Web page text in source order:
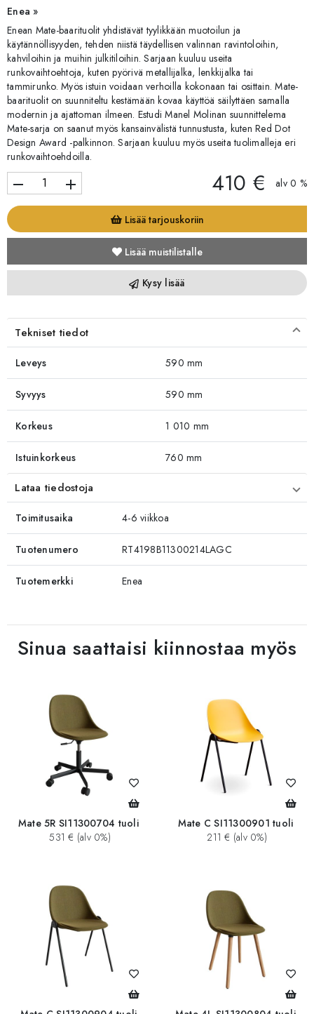
Enea »
Enean Mate-baarituolit yhdistävät tyylikkään muotoilun ja
käytännöllisyyden, tehden niistä täydellisen valinnan ravintoloihin,
kahviloihin ja muihin julkitiloihin. Sarjaan kuuluu useita
runkovaihtoehtoja, kuten pyörivä metallijalka, lenkkijalka tai
tammirunko. Myös istuin voidaan verhoilla kokonaan tai osittain. Mate-
baarituolit on suunniteltu kestämään kovaa käyttöä säilyttäen samalla
modernin ja ajattoman ilmeen. Estudi Manel Molinan suunnittelema
Mate-sarja on saanut myös kansainvälistä tunnustusta, kuten Red Dot
Design Award -palkinnon. Sarjaan kuuluu myös useita tuolimalleja eri
runkovaihtoehdoilla.
remove add 410 € alv 0 %
Lisää tarjouskoriin
Lisää muistilistalle
Kysy lisää
Tekniset tiedot
Leveys 590 mm
Syvyys 590 mm
Korkeus 1 010 mm
Istuinkorkeus 760 mm
Lataa tiedostoja
Toimitusaika 4-6 viikkoa
Tuotenumero RT4198B11300214LAGC
Tuotemerkki Enea
Sinua saattaisi kiinnostaa myös
Mate 5R SI11300704 tuoli
531 € (alv 0%)
Mate C SI11300901 tuoli
211 € (alv 0%)